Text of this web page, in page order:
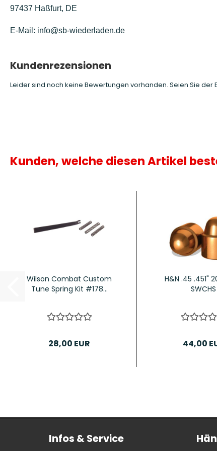
97437 Haßfurt, DE
E-Mail: info@sb-wiederladen.de
Kundenrezensionen
Leider sind noch keine Bewertungen vorhanden. Seien Sie der
Kunden, welche diesen Artikel
Wilson Combat Custom
Tune Spring Kit #178...
28,00 EUR
H&N .45 .451"
SWCHS
44,00
Infos & Service